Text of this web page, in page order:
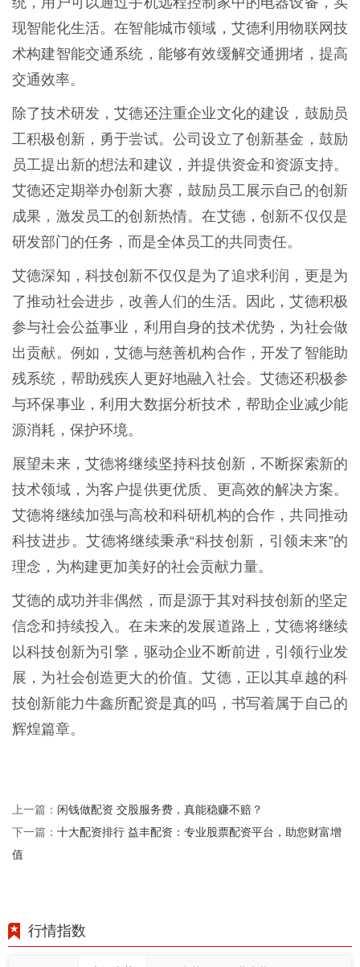
现智能化生活。在智能城市领域，艾德利用物联网技
术构建智能交通系统，能够有效缓解交通拥堵，提高
交通效率。
除了技术研发，艾德还注重企业文化的建设，鼓励员
工积极创新，勇于尝试。公司设立了创新基金，鼓励
员工提出新的想法和建议，并提供资金和资源支持。
艾德还定期举办创新大赛，鼓励员工展示自己的创新
成果，激发员工的创新热情。在艾德，创新不仅仅是
研发部门的任务，而是全体员工的共同责任。
艾德深知，科技创新不仅仅是为了追求利润，更是为
了推动社会进步，改善人们的生活。因此，艾德积极
参与社会公益事业，利用自身的技术优势，为社会做
出贡献。例如，艾德与慈善机构合作，开发了智能助
残系统，帮助残疾人更好地融入社会。艾德还积极参
与环保事业，利用大数据分析技术，帮助企业减少能
源消耗，保护环境。
展望未来，艾德将继续坚持科技创新，不断探索新的
技术领域，为客户提供更优质、更高效的解决方案。
艾德将继续加强与高校和科研机构的合作，共同推动
科技进步。艾德将继续秉承“科技创新，引领未来”的
理念，为构建更加美好的社会贡献力量。
艾德的成功并非偶然，而是源于其对科技创新的坚定
信念和持续投入。在未来的发展道路上，艾德将继续
以科技创新为引擎，驱动企业不断前进，引领行业发
展，为社会创造更大的价值。艾德，正以其卓越的科
技创新能力牛鑫所配资是真的吗，书写着属于自己的
辉煌篇章。
上一篇： 闲钱做配资 交股服务费，真能稳赚不赔？
下一篇： 十大配资排行 益丰配资：专业股票配资平台，助您财富增
值
行情指数